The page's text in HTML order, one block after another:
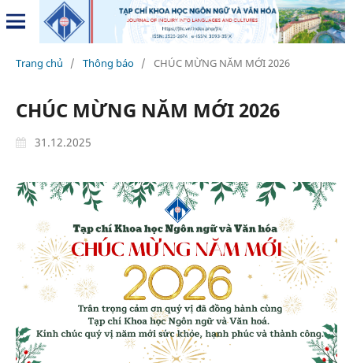
Trang chủ / Thông báo / CHÚC MỪNG NĂM MỚI 2026
CHÚC MỪNG NĂM MỚI 2026
31.12.2025